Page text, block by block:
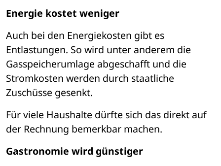
Energie kostet weniger
Auch bei den Energiekosten gibt es
Entlastungen. So wird unter anderem die
Gasspeicherumlage abgeschafft und die
Stromkosten werden durch staatliche
Zuschüsse gesenkt.
Für viele Haushalte dürfte sich das direkt auf
der Rechnung bemerkbar machen.
Gastronomie wird günstiger